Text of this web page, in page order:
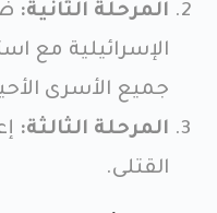
المرحلة الثانية:
الإسرائيلية مع
جميع الأسرى
المرحلة الثالثة:
القتلى.